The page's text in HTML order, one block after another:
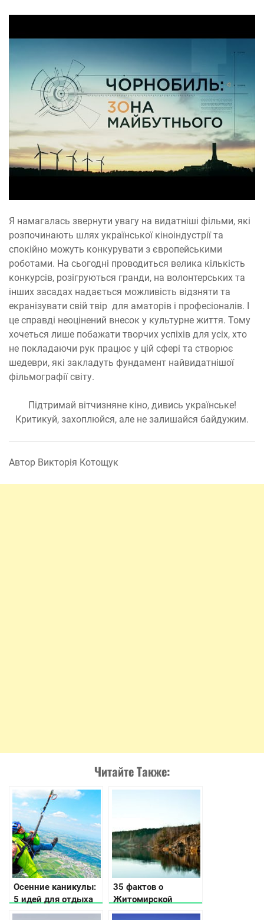
Я намагалась звернути увагу на видатніші фільми, які
розпочинають шлях української кіноіндустрії та
спокійно можуть конкурувати з європейськими
роботами. На сьогодні проводиться велика кількість
конкурсів, розігруються гранди, на волонтерських та
інших засадах надається можливість відзняти та
екранізувати свій твір для аматорів і професіоналів. І
це справді неоцінений внесок у культурне життя. Тому
хочеться лише побажати творчих успіхів для усіх, хто
не покладаючи рук працює у цій сфері та створює
шедеври, які закладуть фундамент найвидатнішої
фільмографії світу.
Підтримай вітчизняне кіно, дивись українське!
Критикуй, захоплюйся, але не залишайся байдужим.
Автор Викторія Котощук
Читайте Также:
Осенние каникулы:
5 идей для отдыха
35 фактов о
Житомирской
области